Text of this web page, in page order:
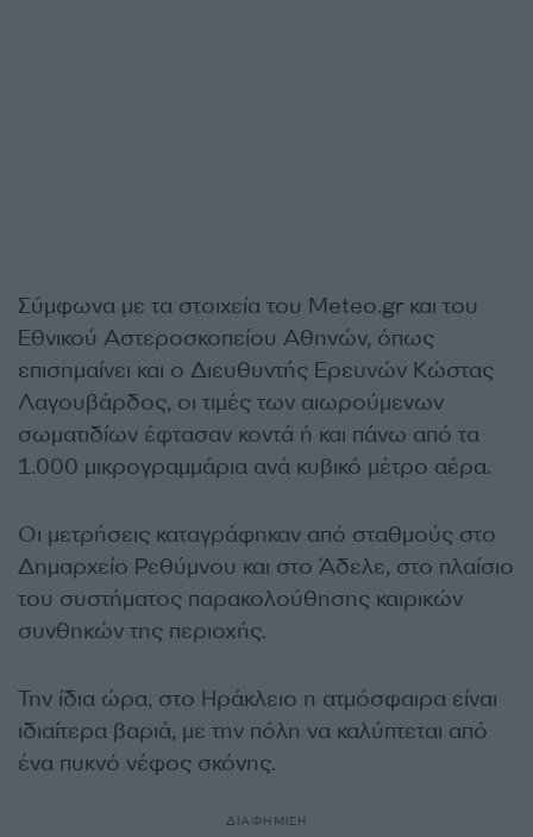
Σύμφωνα με τα στοιχεία του Meteo.gr και του
Εθνικού Αστεροσκοπείου Αθηνών, όπως
επισημαίνει και ο Διευθυντής Ερευνών Κώστας
Λαγουβάρδος, οι τιμές των αιωρούμενων
σωματιδίων έφτασαν κοντά ή και πάνω από τα
1.000 μικρογραμμάρια ανά κυβικό μέτρο αέρα.
Οι μετρήσεις καταγράφηκαν από σταθμούς στο
Δημαρχείο Ρεθύμνου και στο Άδελε, στο πλαίσιο
του συστήματος παρακολούθησης καιρικών
συνθηκών της περιοχής.
Την ίδια ώρα, στο Ηράκλειο η ατμόσφαιρα είναι
ιδιαίτερα βαριά, με την πόλη να καλύπτεται από
ένα πυκνό νέφος σκόνης.
ΔΙΑΦΗΜΙΣΗ